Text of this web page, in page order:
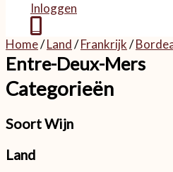
Inloggen
Home/Land/Frankrijk/
Entre-Deux-Mers
Categorieën
Soort Wijn
Land